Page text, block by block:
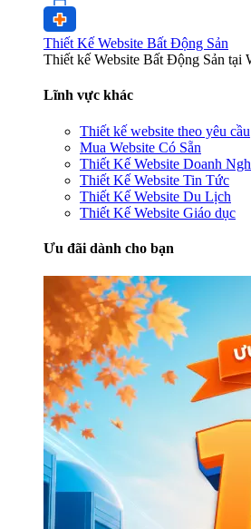
Thiết Kế Website Bất Động Sản
Thiết kế Website Bất Động Sản tại
Lĩnh vực khác
Thiết kế website theo yêu cầu
Mua Website Có Sẵn
Thiết Kế Website Doanh
Thiết Kế Website Tin Tức
Thiết Kế Website Du Lịch
Thiết Kế Website Giáo dục
Ưu đãi dành cho bạn